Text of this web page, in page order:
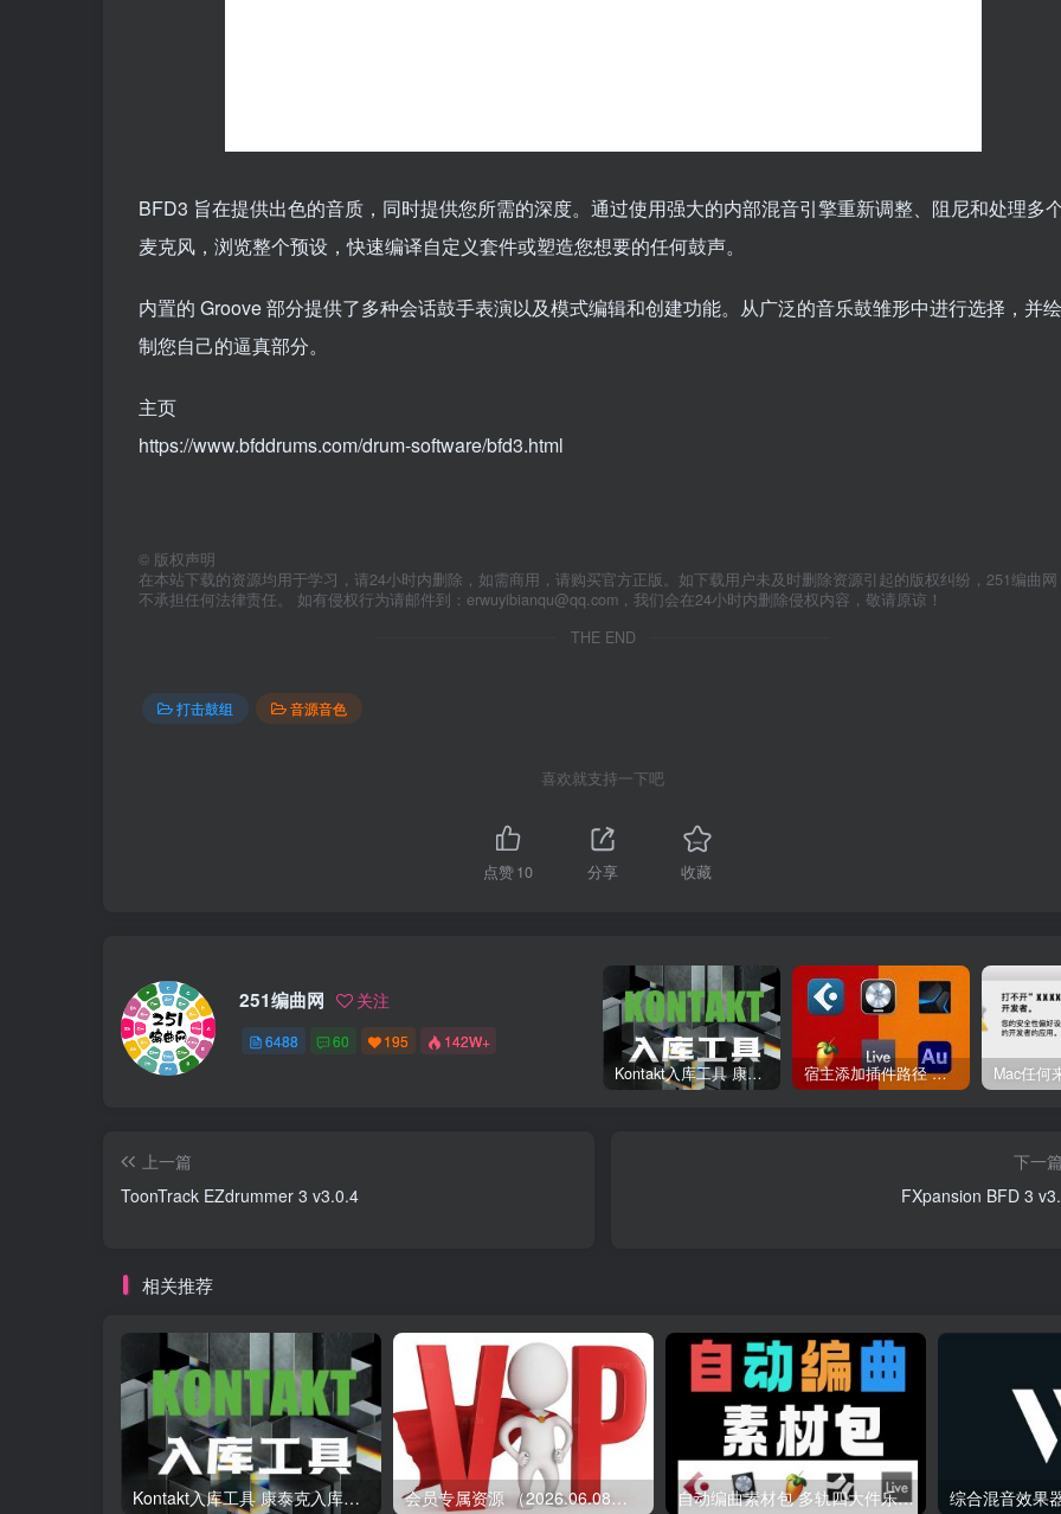
BFD3 旨在提供出色的音质，同时提供您所需的深度。通过使用强大的内部混音引擎重新调整、阻尼和处理多
麦克风，浏览整个预设，快速编译自定义套件或塑造您想要的任何鼓声。
内置的 Groove 部分提供了多种会话鼓手表演以及模式编辑和创建功能。从广泛的音乐鼓雏形中进行选择，并绘
制您自己的逼真部分。
主页
https://www.bfddrums.com/drum-software/bfd3.html
© 版权声明
在本站下载的资源均用于学习，请24小时内删除，如需商用，请购买官方正版。如下载用户未及时删除资源引起的版权纠纷，251编曲网
不承担任何法律责任。 如有侵权行为请邮件到：erwuyibianqu@qq.com，我们会在24小时内删除侵权内容，敬请原谅！
THE END
打击鼓组 音源音色
喜欢就支持一下吧
点赞10 分享 收藏
251编曲网 关注
6488 60 195 142W+
Kontakt入库工具 康泰克入库教程 宿主添加插件路径 插件路径设置 VSTPlugins路径
上一篇
ToonTrack EZdrummer 3 v3.0.4
下一
FXpansion BFD 3
相关推荐
Kontakt入库工具 康泰克入库教程 会员专属资源 （2026.06.08更新） 自动编曲素材包 多轨四大件乐器 Midi文件